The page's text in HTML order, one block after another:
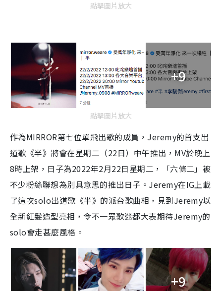
點擊圖片放大
+9
點擊圖片放大
作為MIRROR第七位單飛出歌的成員，Jeremy的首支出
道歌《半》將會在星期二（22日）中午推出，MV於晚上
8時上架，日子為2022年2月22日星期二，「六條二」被
不少粉絲聯想為別具意思的推出日子。Jeremy在IG上載
了這次solo出道歌《半》的派台歌曲相，見到Jeremy以
全新紅髮造型亮相，令不一眾歌迷都大表期待Jeremy的
solo會走甚麼風格。
+9